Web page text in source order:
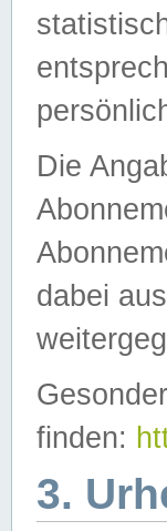
Die
dabei
finden:
3.